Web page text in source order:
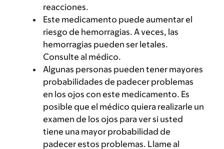
reacciones.
Este medicamento puede aumentar el
riesgo de hemorragias. A veces, las
hemorragias pueden ser letales.
Consulte al médico.
Algunas personas pueden tener mayores
probabilidades de padecer problemas
en los ojos con este medicamento. Es
posible que el médico quiera realizarle un
examen de los ojos para ver si usted
tiene una mayor probabilidad de
padecer estos problemas. Llame al